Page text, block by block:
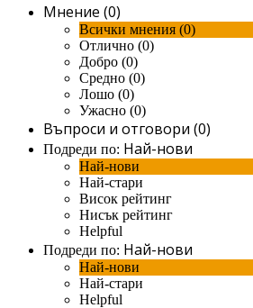
Мнение (0)
Всички мнения (0)
Отлично (0)
Добро (0)
Средно (0)
Лошо (0)
Ужасно (0)
Въпроси и отговори (0)
Подреди по: Най-нови
Най-нови
Най-стари
Висок рейтинг
Нисък рейтинг
Helpful
Подреди по: Най-нови
Най-нови
Най-стари
Helpful